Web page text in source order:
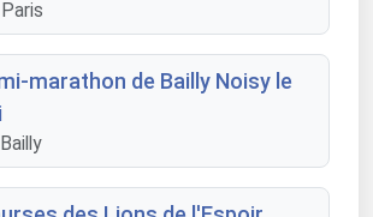
Paris
marathon de Bailly Noisy le
Bailly